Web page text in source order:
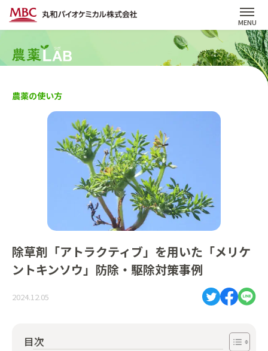
農薬の使い方
除草剤「アトラクティブ」を用いた「メリケ
ントキンソウ」防除・駆除対策事例
2024.12.05
目次